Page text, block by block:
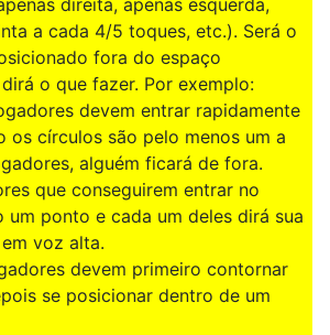
a cada 4/5 toques, etc.). Será o
fora do espaço
o que fazer. Por exemplo:
devem entrar rapidamente
os círculos são pelo menos um a
alguém ficará de fora.
que conseguirem entrar no
um ponto e cada um deles dirá sua
voz alta.
devem primeiro contornar
se posicionar dentro de um